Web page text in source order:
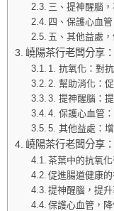
三、提神醒腦，
四、保護心血
五、其他益處，
嶢陽茶行老闆分享
1. 抗氧化：對
2. 幫助消化：
3. 提神醒腦：
4. 保護心血管
5. 其他益處：
嶢陽茶行老闆分享
茶葉中的抗氧
促進腸道健康
提神醒腦，提
保護心血管，